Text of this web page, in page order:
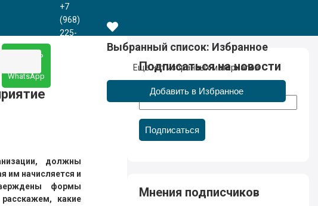
Написать
WhatsApp
+7
(968)
225-
Выбранный список: Избранное
Еще нет избранных материалов
должны
им начисляется и
формы
какие
Подписаться на новости
Email
Подписаться
Мнения подписчиков